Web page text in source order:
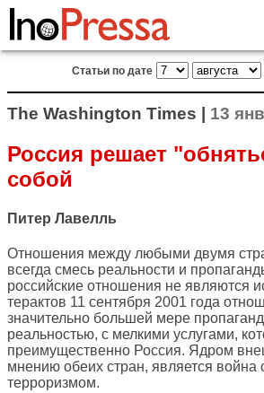
Статьи по дате
The Washington Times | 13
Россия решает
собой
Питер Лавелль
Отношения между любыми двумя
всегда смесь реальности и
российские отношения не являются
терактов 11 сентября 2001 года
значительно большей мере
реальностью, с мелкими услугами,
преимущественно Россия. Ядром
мнению обеих стран, является
терроризмом.